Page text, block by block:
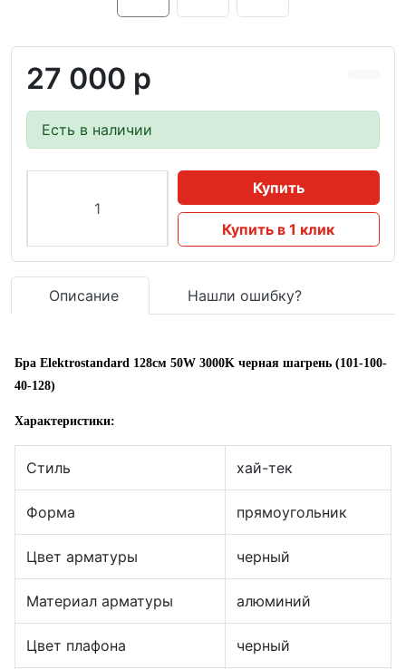
27 000 р
Есть в наличии
Купить
Купить в 1 клик
Описание Нашли ошибку?
Бра Elektrostandard 128см 50W 3000K черная шагрень (101-100-
40-128)
Характеристики:
Стиль хай-тек
Форма прямоугольник
Цвет арматуры черный
Материал арматуры алюминий
Цвет плафона черный